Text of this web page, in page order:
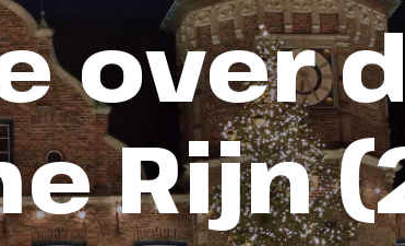
over
Rijn